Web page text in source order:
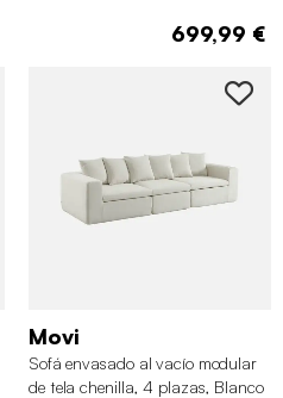
699,99 €
Movi
Sofá envasado al vacío modular
de tela chenilla, 4 plazas, Blanco